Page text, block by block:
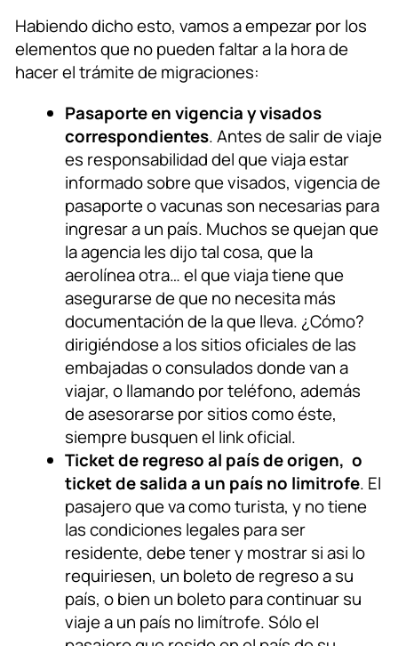
Habiendo dicho esto, vamos a empezar por los
elementos que no pueden faltar a la hora de
hacer el trámite de migraciones:
Pasaporte en vigencia y visados
correspondientes. Antes de salir de viaje
es responsabilidad del que viaja estar
informado sobre que visados, vigencia de
pasaporte o vacunas son necesarias para
ingresar a un país. Muchos se quejan que
la agencia les dijo tal cosa, que la
aerolínea otra… el que viaja tiene que
asegurarse de que no necesita más
documentación de la que lleva. ¿Cómo?
dirigiéndose a los sitios oficiales de las
embajadas o consulados donde van a
viajar, o llamando por teléfono, además
de asesorarse por sitios como éste,
siempre busquen el link oficial.
Ticket de regreso al país de origen, o
ticket de salida a un país no limitrofe. El
pasajero que va como turista, y no tiene
las condiciones legales para ser
residente, debe tener y mostrar si asi lo
requiriesen, un boleto de regreso a su
país, o bien un boleto para continuar su
viaje a un país no limítrofe. Sólo el